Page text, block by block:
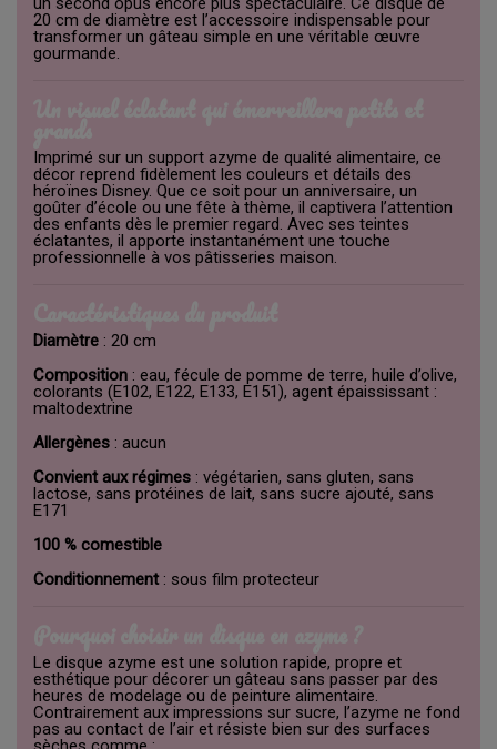
20 cm de diamètre est l’accessoire indispensable pour
transformer un gâteau simple en une véritable œuvre
gourmande.
Imprimé sur un support azyme de qualité alimentaire, ce
décor reprend fidèlement les couleurs et détails des
héroïnes Disney. Que ce soit pour un anniversaire, un
goûter d’école ou une fête à thème, il captivera l’attention
des enfants dès le premier regard. Avec ses teintes
éclatantes, il apporte instantanément une touche
professionnelle à vos pâtisseries maison.
Diamètre : 20 cm
Composition : eau, fécule de pomme de terre, huile d’olive,
colorants (E102, E122, E133, E151), agent épaississant :
maltodextrine
Allergènes : aucun
Convient aux régimes : végétarien, sans gluten, sans
lactose, sans protéines de lait, sans sucre ajouté, sans
E171
100 % comestible
Conditionnement: sous film protecteur
Le disque azyme est une solution rapide, propre et
esthétique pour décorer un gâteau sans passer par des
heures de modelage ou de peinture alimentaire.
Contrairement aux impressions sur sucre, l’azyme ne fond
pas au contact de l’air et résiste bien sur des surfaces